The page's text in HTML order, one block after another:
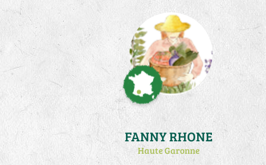
FANNY RHONE
Haute Garonne